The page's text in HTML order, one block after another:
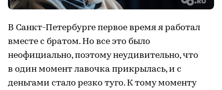
В Санкт-Петербурге первое время я работал
вместе с братом. Но все это было
неофициально, поэтому неудивительно, что
в один момент лавочка прикрылась, и с
деньгами стало резко туго. К тому моменту